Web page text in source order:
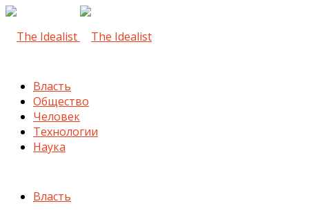
Власть
Общество
Человек
Технологии
Наука
Власть